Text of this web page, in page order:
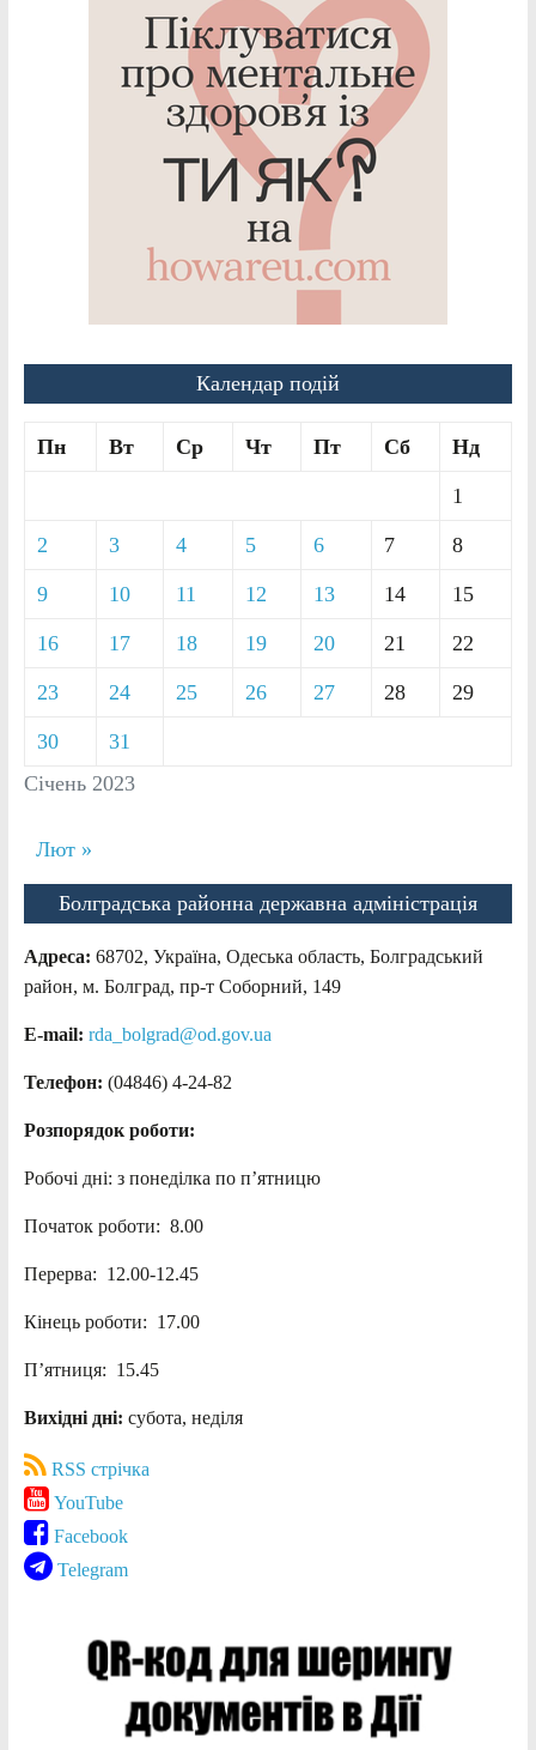
Календар подій
Січень 2023
Пн Вт Ср Чт Пт Сб Нд
1
2 3 4 5 6 7 8
9 10 11 12 13 14 15
16 17 18 19 20 21 22
23 24 25 26 27 28 29
30 31
Лют »
Болградська районна державна адміністрація
Адреса: 68702, Україна, Одеська область, Болградський
район, м. Болград, пр-т Соборний, 149
E-mail: rda_bolgrad@od.gov.ua
Телефон: (04846) 4-24-82
Розпорядок роботи:
Робочі дні: з понеділка по п’ятницю
Початок роботи: 8.00
Перерва: 12.00-12.45
Кінець роботи: 17.00
П’ятниця: 15.45
Вихідні дні: субота, неділя
RSS стрічка
YouTube
Facebook
Telegram